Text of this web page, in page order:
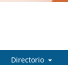
Directorio